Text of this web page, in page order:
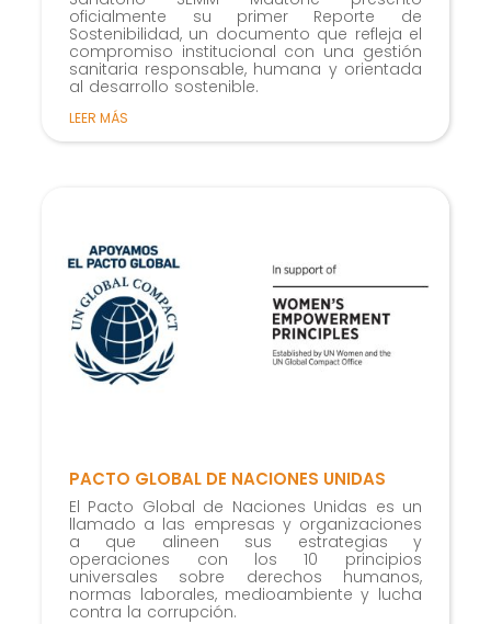
oficialmente su primer Reporte de
Sostenibilidad, un documento que refleja el
compromiso institucional con una gestión
sanitaria responsable, humana y orientada
al desarrollo sostenible.
LEER MÁS
PACTO GLOBAL DE NACIONES UNIDAS
El Pacto Global de Naciones Unidas es un
llamado a las empresas y organizaciones
a que alineen sus estrategias y
operaciones con los 10 principios
universales sobre derechos humanos,
normas laborales, medioambiente y lucha
contra la corrupción.
rechaza estas
cookies,
algunas
Al compartir tus
intereses y
comportamiento
mientras visitas
ofertas
personalizados.